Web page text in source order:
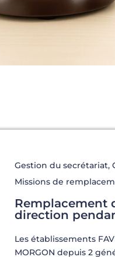
Gestion du secrétariat,
Missions de
Remplacement
direction
Les établissements
MORGON depuis 2